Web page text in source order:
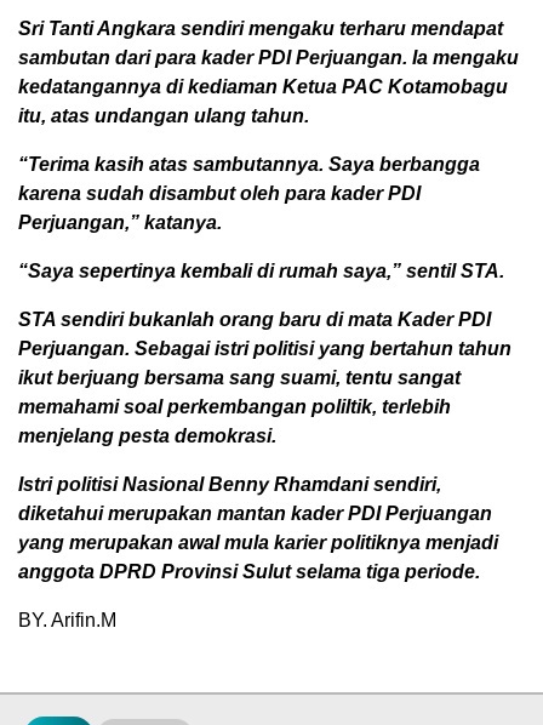
Sri Tanti Angkara sendiri mengaku terharu mendapat
sambutan dari para kader PDI Perjuangan. Ia mengaku
kedatangannya di kediaman Ketua PAC Kotamobagu
itu, atas undangan ulang tahun.
“Terima kasih atas sambutannya. Saya berbangga
karena sudah disambut oleh para kader PDI
Perjuangan,” katanya.
“Saya sepertinya kembali di rumah saya,” sentil STA.
STA sendiri bukanlah orang baru di mata Kader PDI
Perjuangan. Sebagai istri politisi yang bertahun tahun
ikut berjuang bersama sang suami, tentu sangat
memahami soal perkembangan poliltik, terlebih
menjelang pesta demokrasi.
Istri politisi Nasional Benny Rhamdani sendiri,
diketahui merupakan mantan kader PDI Perjuangan
yang merupakan awal mula karier politiknya menjadi
anggota DPRD Provinsi Sulut selama tiga periode.
BY. Arifin.M